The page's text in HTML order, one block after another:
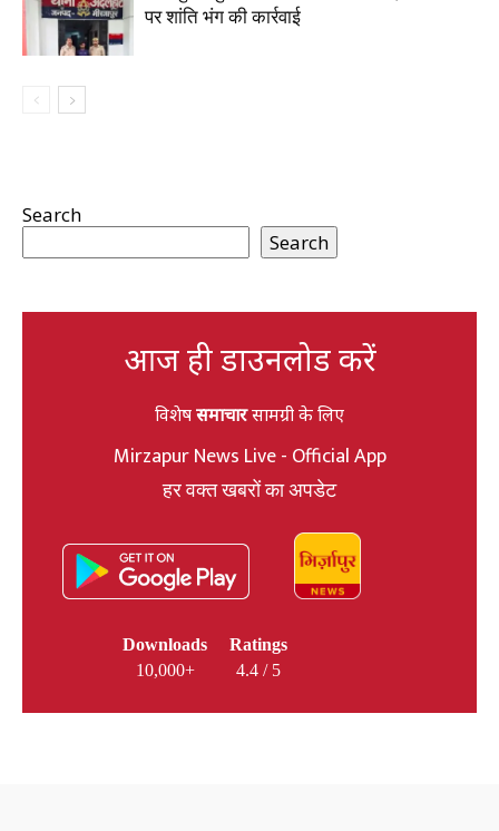
पर शांति भंग की कार्रवाई
Search
Search
आज ही डाउनलोड करें
विशेषसमाचारसामग्री के लिए
Mirzapur News Live - Official App
हर वक्त खबरों का अपडेट
Downloads
10,000+
Ratings
4.4 / 5